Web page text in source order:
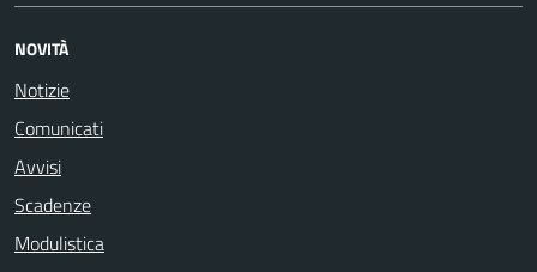
NOVITÀ
Notizie
Comunicati
Avvisi
Scadenze
Modulistica